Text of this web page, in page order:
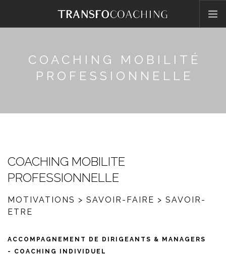
COACHING MOBILITÉ
PROFESSIONNELLE
COACHING MOBILITE
PROFESSIONNELLE
MOTIVATIONS > SAVOIR-FAIRE > SAVOIR-
ETRE
ACCOMPAGNEMENT DE DIRIGEANTS & MANAGERS
- COACHING INDIVIDUEL